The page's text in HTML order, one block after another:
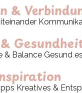
&
& Balance Gesund
Kreatives &